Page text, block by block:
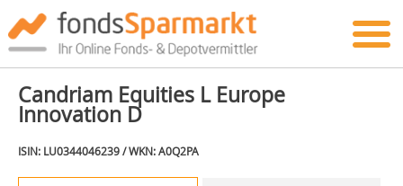
Candriam Equities L Europe
Innovation D
ISIN: LU0344046239 / WKN: A0Q2PA